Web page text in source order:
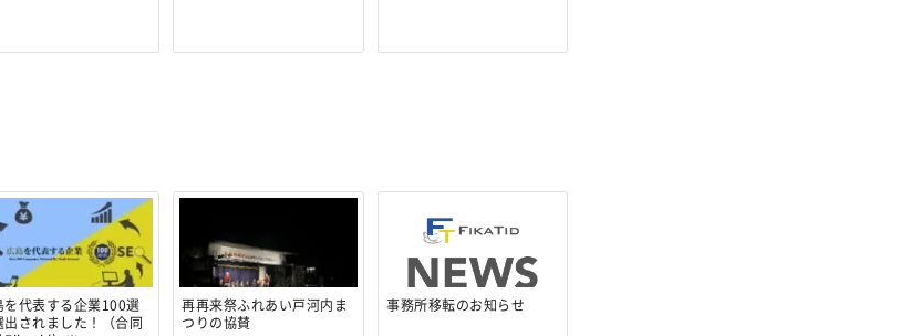
を代表する企業100選
出されました！（合同
再再来祭ふれあい戸河内ま
つりの協賛
事務所移転のお知らせ